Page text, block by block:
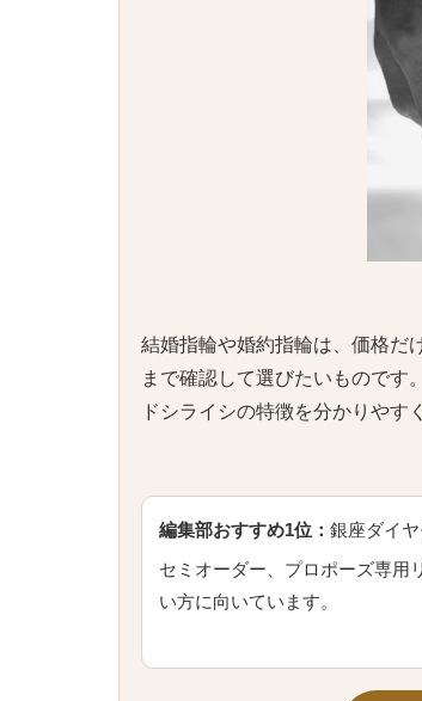
結婚指輪や婚約指輪は、価格だ
まで確認して選びたいものです
ドシライシの特徴を分かりやす
編集部おすすめ1位： 銀座ダイ
セミオーダー、プロポーズ専用
い方に向いています。